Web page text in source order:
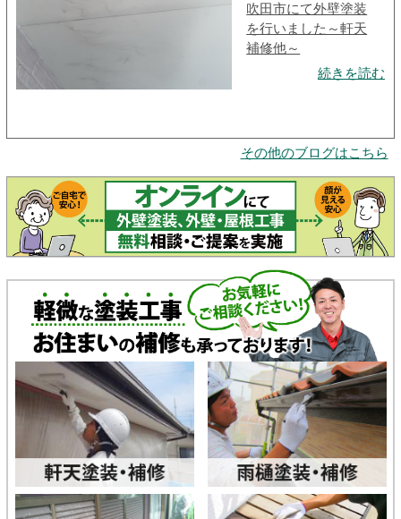
吹田市にて外壁塗装
を行いました～軒天
補修他～
続きを読む
その他のブログはこちら